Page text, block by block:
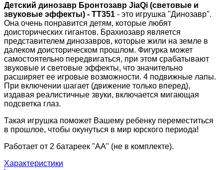
Детский динозавр Бронтозавр JiaQi (световые и
звуковые эффекты) - TT351 - это игрушка ''Динозавр''.
Она очень понравится детям, которые любят
доисторических гигантов. Брахиозавр является
представителем динозавров, которые жили на земле в
далеком доисторическом прошлом. Фигурка может
самостоятельно передвигаться, при этом срабатывают
звуковые и световые эффекты, что значительно
расширяет ее игровые возможности. 4 подвижные лапы.
При включении шагает (движение только вперед),
издавая реалистичные звуки, включается мигающая
подсветка глаз.
Такая игрушка поможет Вашему ребенку переместиться
в прошлое, чтобы окунуться в мир юрского периода!
Работает от 2 батареек "АА" (не в комплекте).
Характеристики